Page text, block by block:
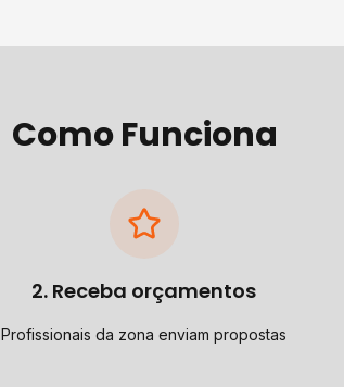
Como Funciona
2. Receba orçamentos
Profissionais da zona enviam propostas